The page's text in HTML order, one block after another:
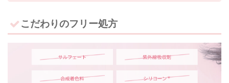
こだわりのフリー処方